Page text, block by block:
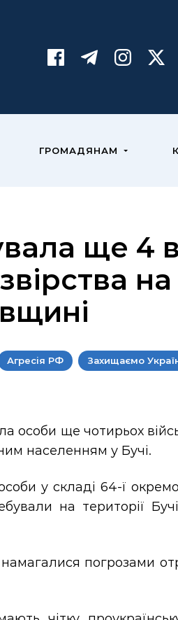
ГРОМАДЯНАМ
ще 4
Агресія РФ Захищаємо
особи ще чотирьох
населенням у Бучі.
у складі 64-ї
на території
погрозами